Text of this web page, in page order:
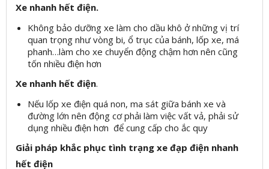
Xe nhanh hết điện.
Không bảo dưỡng xe làm cho dầu khô ở những vị trí
quan trọng như vòng bi, ổ trục của bánh, lốp xe, má
phanh…làm cho xe chuyển động chậm hơn nên cũng
tốn nhiều điện hơn
Xe nhanh hết điện.
Nếu lốp xe điện quá non, ma sát giữa bánh xe và
đường lớn nên động cơ phải làm việc vất vả, phải sử
dụng nhiều điện hơn để cung cấp cho ắc quy
Giải pháp khắc phục tình trạng xe đạp điện nhanh
hết điện